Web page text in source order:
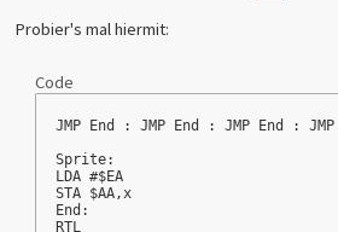
Probier's mal hiermit:
Code
JMP End : JMP End : JMP End :
Sprite:
LDA #$EA
STA $AA,x
End:
RTL